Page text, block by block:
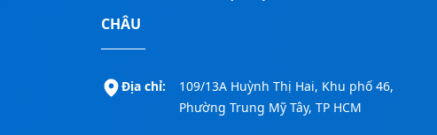
CHÂU
Địa chỉ:
109/13A Huỳnh Thị Hai, Khu phố 46,
Phường Trung Mỹ Tây, TP HCM